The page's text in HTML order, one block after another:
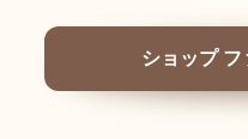
ショップ